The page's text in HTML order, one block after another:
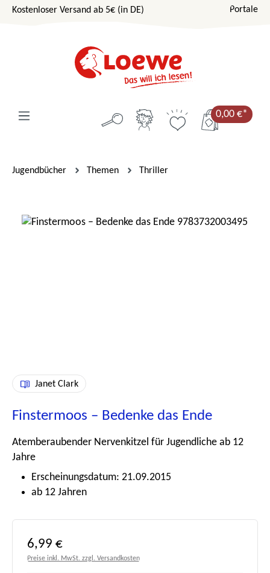
Zum Hauptinhalt springen
Kostenloser Versand ab 5€ (in DE) Portale
0,00 €*
Jugendbücher Themen Thriller
Bildergalerie überspringen
Janet Clark
Finstermoos – Bedenke das Ende
Atemberaubender Nervenkitzel für Jugendliche ab 12
Jahre
Erscheinungsdatum: 21.09.2015
ab 12 Jahren
Regulärer Preis:
6,99 €
Preise inkl. MwSt. zzgl. Versandkosten